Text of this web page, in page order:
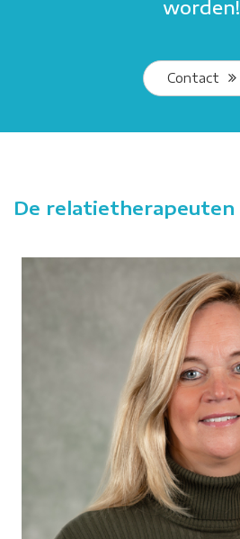
worden!
Contact
De relatietherapeuten